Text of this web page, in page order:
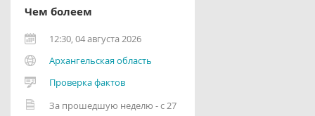
Чем болеем
12:30, 04 августа 2026
Архангельская область
Проверка фактов
За прошедшую неделю - с 27